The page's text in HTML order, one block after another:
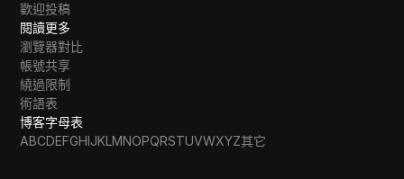
歡迎投稿
閱讀更多
瀏覽器對比
帳號共享
繞過限制
術語表
博客字母表
ABCDEFGH JKLM NOPQRSTUVWXYZ其它